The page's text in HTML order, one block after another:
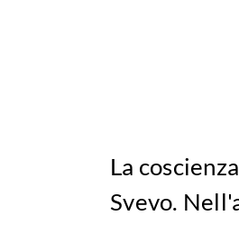
La
Svevo.